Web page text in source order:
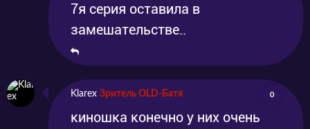
7я серия оставила в
замешательстве..
Klarex Зритель OLD-Батя 0
киношка конечно у них очень